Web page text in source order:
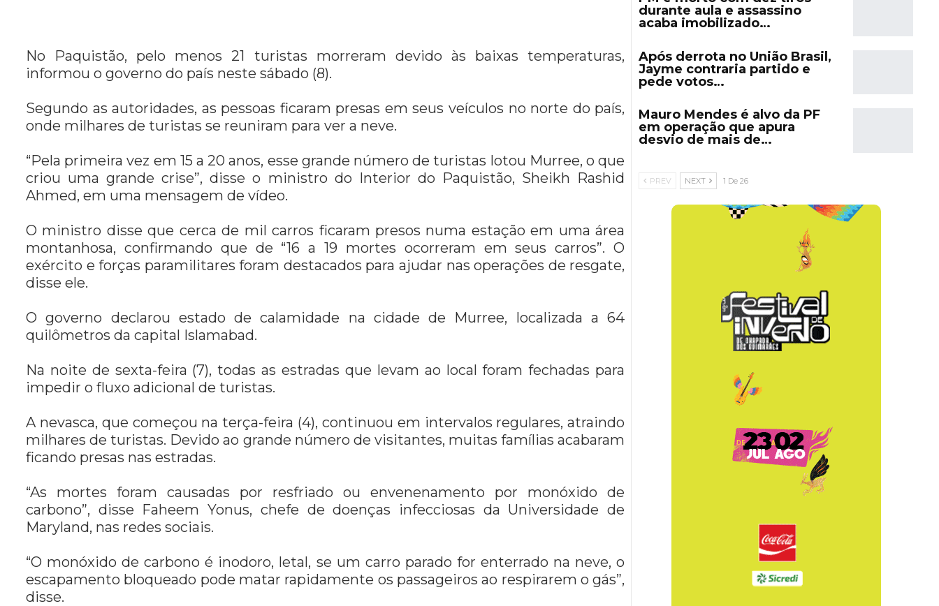
No Paquistão, pelo menos 21 turistas morreram devido às baixas temperaturas,
informou o governo do país neste sábado (8).
Segundo as autoridades, as pessoas ficaram presas em seus veículos no norte do país,
onde milhares de turistas se reuniram para ver a neve.
“Pela primeira vez em 15 a 20 anos, esse grande número de turistas lotou Murree, o que
criou uma grande crise”, disse o ministro do Interior do Paquistão, Sheikh Rashid
Ahmed, em uma mensagem de vídeo.
O ministro disse que cerca de mil carros ficaram presos numa estação em uma área
montanhosa, confirmando que de “16 a 19 mortes ocorreram em seus carros”. O
exército e forças paramilitares foram destacados para ajudar nas operações de resgate,
disse ele.
O governo declarou estado de calamidade na cidade de Murree, localizada a 64
quilômetros da capital Islamabad.
Na noite de sexta-feira (7), todas as estradas que levam ao local foram fechadas para
impedir o fluxo adicional de turistas.
A nevasca, que começou na terça-feira (4), continuou em intervalos regulares, atraindo
milhares de turistas. Devido ao grande número de visitantes, muitas famílias acabaram
ficando presas nas estradas.
“As mortes foram causadas por resfriado ou envenenamento por monóxido de
carbono”, disse Faheem Yonus, chefe de doenças infecciosas da Universidade de
Maryland, nas redes sociais.
“O monóxido de carbono é inodoro, letal, se um carro parado for enterrado na neve, o
escapamento bloqueado pode matar rapidamente os passageiros ao respirarem o gás”,
disse.
durante aula e assassino
acaba imobilizado…
Após derrota no União Brasil,
Jayme contraria partido e
pede votos…
Mauro Mendes é alvo da PF
em operação que apura
desvio de mais de…
PREV NEXT 1 De 26